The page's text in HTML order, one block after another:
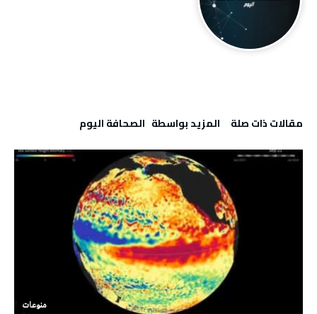
‫مقالات ذات صلة‬ ‫‫المزيد بواسطة‬ ‬ ‭ ‬الصحافة‭ ‬اليوم
منوعات